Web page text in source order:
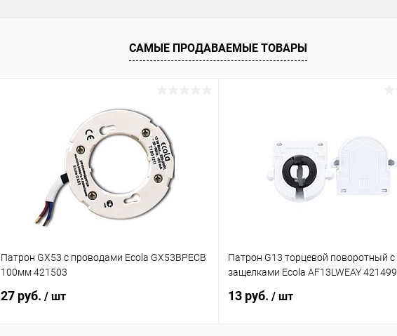
САМЫЕ ПРОДАВАЕМЫЕ ТОВАРЫ
Патрон GX53 с проводами Ecola GX53BPECB
100мм 421503
27 руб. / шт
Патрон G13 торцевой поворотный с
защелками Ecola AF13LWEAY 421499
13 руб. / шт